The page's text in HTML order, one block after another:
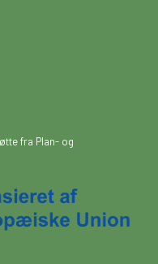
fra Plan- og